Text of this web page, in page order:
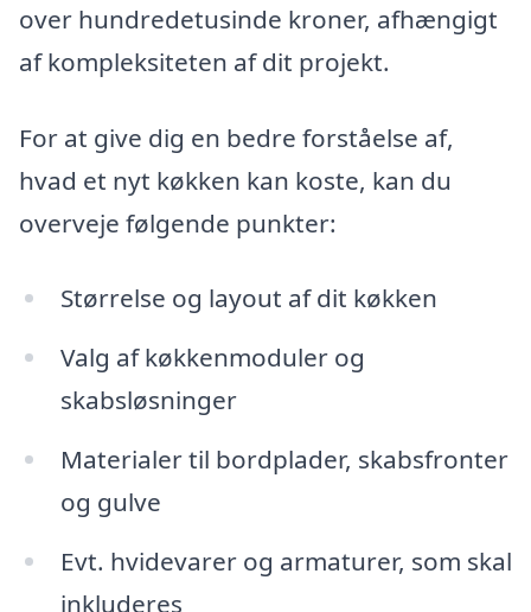
over hundredetusinde kroner, afhængigt
af kompleksiteten af dit projekt.
For at give dig en bedre forståelse af,
hvad et nyt køkken kan koste, kan du
overveje følgende punkter:
Størrelse og layout af dit køkken
Valg af køkkenmoduler og
skabsløsninger
Materialer til bordplader, skabsfronter
og gulve
Evt. hvidevarer og armaturer, som skal
inkluderes